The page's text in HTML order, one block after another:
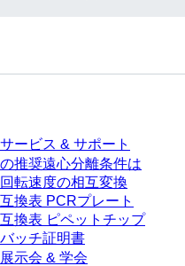
サービス & サポート
の推奨遠心分離条件は
回転速度の相互変換
互換表 PCRプレート
互換表 ピペットチップ
バッチ証明書
展示会 & 学会